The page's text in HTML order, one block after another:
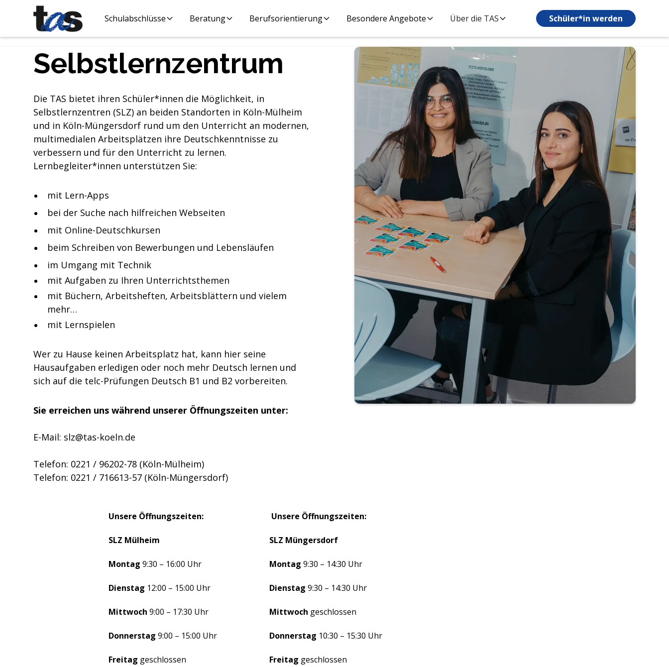
Schulabschlüsse Beratung Berufsorientierung Besondere Angebote Über die TAS Schüler*in werden
Selbstlernzentrum
Die TAS bietet ihren Schüler*innen die Möglichkeit, in
Selbstlernzentren (SLZ) an beiden Standorten in Köln-Mülheim
und in Köln-Müngersdorf rund um den Unterricht an modernen,
multimedialen Arbeitsplätzen ihre Deutschkenntnisse zu
verbessern und für den Unterricht zu lernen.
Lernbegleiter*innen unterstützen Sie:
mit Lern-Apps
bei der Suche nach hilfreichen Webseiten
mit Online-Deutschkursen
beim Schreiben von Bewerbungen und Lebensläufen
im Umgang mit Technik
mit Aufgaben zu Ihren Unterrichtsthemen
mit Büchern, Arbeitsheften, Arbeitsblättern und vielem
mehr…
mit Lernspielen
Wer zu Hause keinen Arbeitsplatz hat, kann hier seine
Hausaufgaben erledigen oder noch mehr Deutsch lernen und
sich auf die telc-Prüfungen Deutsch B1 und B2 vorbereiten.
Sie erreichen uns während unserer Öffnungszeiten unter:
E-Mail: slz@tas-koeln.de
Telefon: 0221 / 96202-78 (Köln-Mülheim)
Telefon: 0221 / 716613-57 (Köln-Müngersdorf)
Unsere Öffnungszeiten:
SLZ Mülheim
Montag9:30 – 16:00 Uhr
Dienstag 12:00 – 15:00 Uhr
Mittwoch9:00 – 17:30 Uhr
Donnerstag9:00 – 15:00 Uhr
Freitag geschlossen
Unsere Öffnungszeiten:
SLZ Müngersdorf
Montag9:30 – 14:30 Uhr
Dienstag9:30 – 14:30 Uhr
Mittwoch geschlossen
Donnerstag 10:30 – 15:30 Uhr
Freitag geschlossen